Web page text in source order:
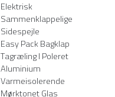
Elektrisk
Sammenklappelige
Sidespejle
Easy Pack Bagklap
Tagræling I Poleret
Aluminium
Varmeisolerende
Mørktonet Glas